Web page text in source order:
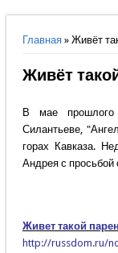
Вы здесь
Главная» Живёт
Живёт
В мае
Силантьеве,
горах Кавказа.
Андрея с
Живет такой
http://russdom.ru/